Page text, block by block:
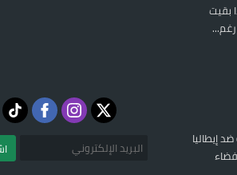
بقيت
إيطاليا